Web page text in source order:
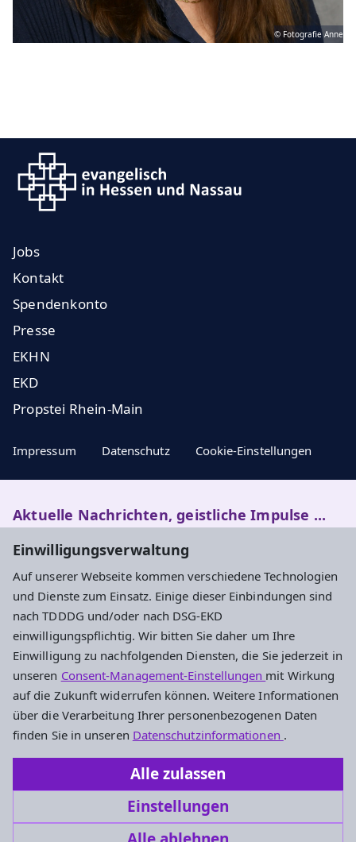
Einwilligungsverwaltung
Auf unserer Webseite kommen verschiedene Technologien
und Dienste zum Einsatz. Einige dieser Einbindungen sind
nach TDDDG und/oder nach DSG-EKD
einwilligungspflichtig. Wir bitten Sie daher um Ihre
Einwilligung zu nachfolgenden Diensten, die Sie jederzeit in
unseren Consent-Management-Einstellungen mit Wirkung
auf die Zukunft widerrufen können. Weitere Informationen
über die Verarbeitung Ihrer personenbezogenen Daten
finden Sie in unseren Datenschutzinformationen .
Alle zulassen
Einstellungen
© Fotografie Anne
Jobs
Kontakt
Spendenkonto
Presse
EKHN
EKD
Propstei Rhein-Main
Impressum Datenschutz Cookie-Einstellungen
Aktuelle Nachrichten, geistliche Impulse ...
Newsletter entdecken
Evangelisches Dekanat Kronberg
Haus der Kirche
Händelstraße 52
65812 Bad Soden am Taunus
Tel.: 06196 5601-0
dekanat.kronberg@ekhn.de